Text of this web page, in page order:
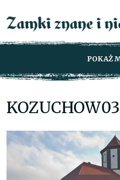
POKAŻ
KOZUCHOW03